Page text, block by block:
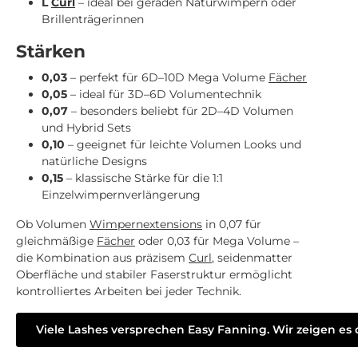
Brillenträgerinnen
Stärken
0,03 – perfekt für 6D–10D Mega Volume Fächer
0,05 – ideal für 3D–6D Volumentechnik
0,07 – besonders beliebt für 2D–4D Volumen
und Hybrid Sets
0,10 – geeignet für leichte Volumen Looks und
natürliche Designs
0,15 – klassische Stärke für die 1:1
Einzelwimpernverlängerung
Ob Volumen Wimpernextensions in 0,07 für
gleichmäßige Fächer oder 0,03 für Mega Volume –
die Kombination aus präzisem Curl, seidenmatter
Oberfläche und stabiler Faserstruktur ermöglicht
kontrolliertes Arbeiten bei jeder Technik.
Viele Lashes versprechen Easy Fanning. Wir zeigen es